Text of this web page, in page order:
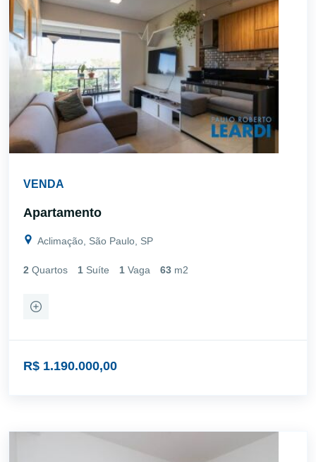
VENDA
Apartamento
Aclimação, São Paulo, SP
2 Quartos 1 Suíte 1 Vaga 63 m2
R$ 1.190.000,00